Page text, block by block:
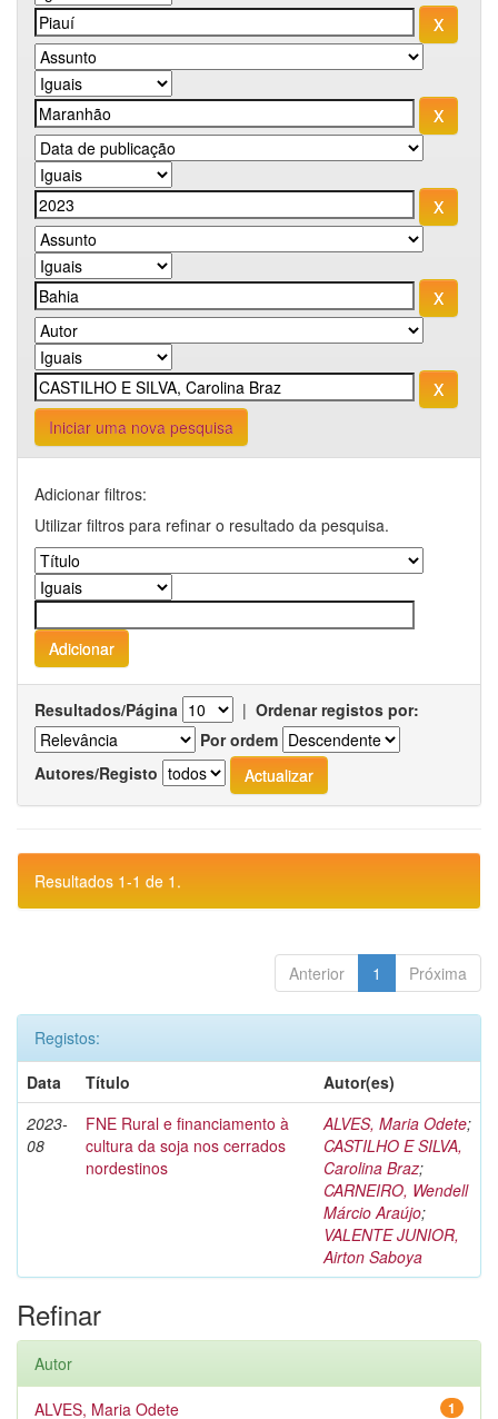
Iniciar uma nova pesquisa
Adicionar filtros:
Utilizar filtros para refinar o resultado da pesquisa.
Resultados/Página | Ordenar registos por:
Por ordem
Autores/Registo
Resultados 1-1 de 1.
Anterior 1 Próxima
Registos:
Data
Título
Autor(es)
2023-
08
FNE Rural e financiamento à
cultura da soja nos cerrados
nordestinos
ALVES, Maria Odete;
CASTILHO E SILVA,
Carolina Braz;
CARNEIRO, Wendell
Márcio Araújo;
VALENTE JUNIOR,
Airton Saboya
Refinar
Autor
1
ALVES, Maria Odete